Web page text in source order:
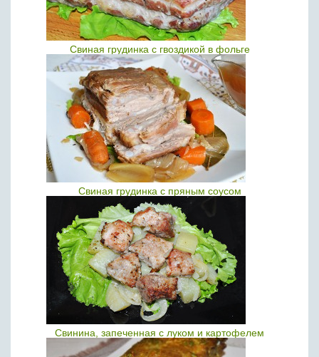
Свиная грудинка с гвоздикой в фольге
Свиная грудинка с пряным соусом
Свинина, запеченная с луком и картофелем